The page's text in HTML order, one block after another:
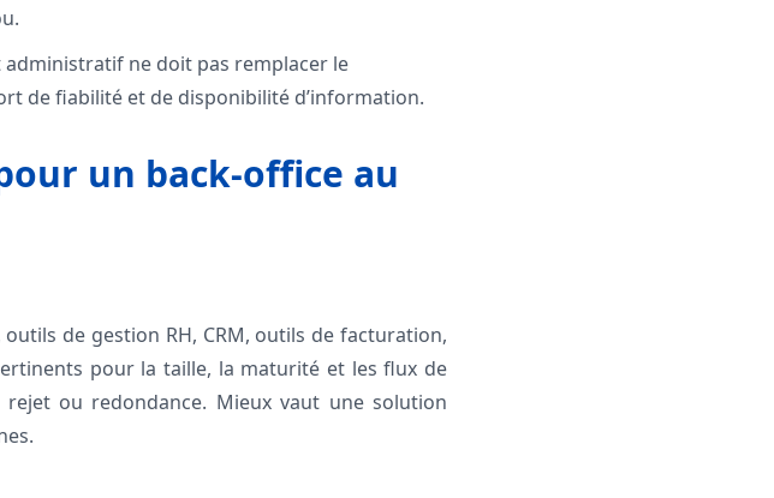
administratif ne doit pas remplacer le
de fiabilité et de disponibilité d’information.
un back-office au
outils de gestion RH, CRM, outils de facturation,
pour la taille, la maturité et les flux de
rejet ou redondance. Mieux vaut une solution